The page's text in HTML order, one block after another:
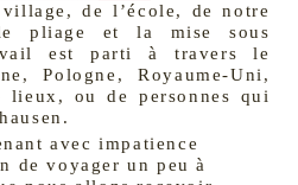
de l’école, de notre
et la mise sous
est parti à travers le
Pologne, Royaume-Uni,
ou de personnes qui
avec impatience
de voyager un peu à